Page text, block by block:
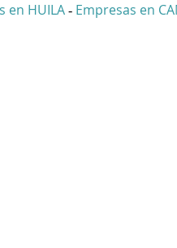
en HUILA - Empresas en